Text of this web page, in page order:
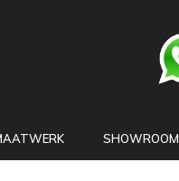
SHOWROOM